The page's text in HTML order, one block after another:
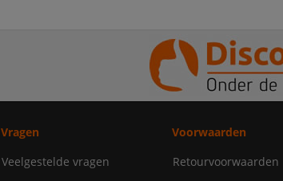
Vragen
Veelgestelde vragen
Voorwaarden
Retourvoorwaarden